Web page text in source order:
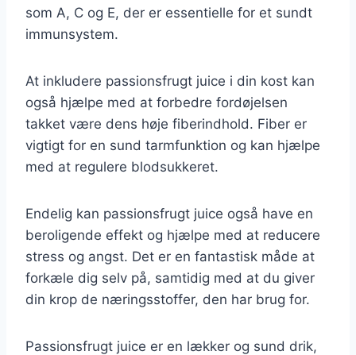
som A, C og E, der er essentielle for et sundt
immunsystem.
At inkludere passionsfrugt juice i din kost kan
også hjælpe med at forbedre fordøjelsen
takket være dens høje fiberindhold. Fiber er
vigtigt for en sund tarmfunktion og kan hjælpe
med at regulere blodsukkeret.
Endelig kan passionsfrugt juice også have en
beroligende effekt og hjælpe med at reducere
stress og angst. Det er en fantastisk måde at
forkæle dig selv på, samtidig med at du giver
din krop de næringsstoffer, den har brug for.
Passionsfrugt juice er en lækker og sund drik,